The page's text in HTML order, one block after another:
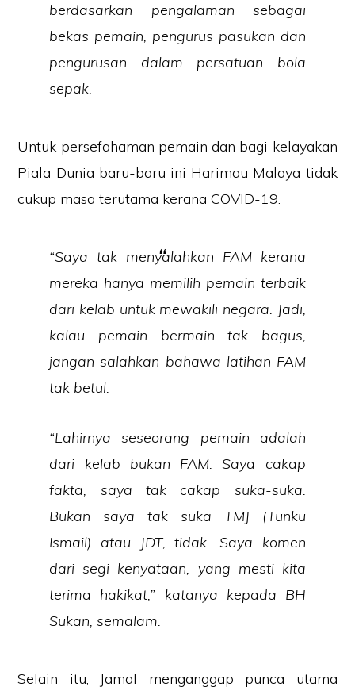
berdasarkan pengalaman sebagai
bekas pemain, pengurus pasukan dan
pengurusan dalam persatuan bola
sepak.
Untuk persefahaman pemain dan bagi kelayakan
Piala Dunia baru-baru ini Harimau Malaya tidak
cukup masa terutama kerana COVID-19.
“Saya tak menyalahkan FAM kerana
mereka hanya memilih pemain terbaik
dari kelab untuk mewakili negara. Jadi,
kalau pemain bermain tak bagus,
jangan salahkan bahawa latihan FAM
tak betul.
“Lahirnya seseorang pemain adalah
dari kelab bukan FAM. Saya cakap
fakta, saya tak cakap suka-suka.
Bukan saya tak suka TMJ (Tunku
Ismail) atau JDT, tidak. Saya komen
dari segi kenyataan, yang mesti kita
terima hakikat,” katanya kepada BH
Sukan, semalam.
Selain itu, Jamal menganggap punca utama